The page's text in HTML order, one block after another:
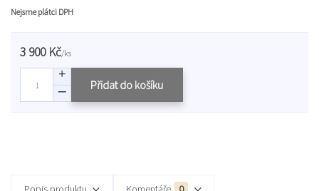
Nejsme plátci DPH
3 900 Kč/ks
Přidat do košíku